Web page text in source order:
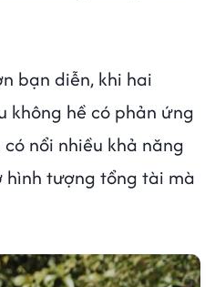
bạn diễn, khi hai
không hề có phản ứng
nổi nhiều khả năng
hình tượng tổng tài mà